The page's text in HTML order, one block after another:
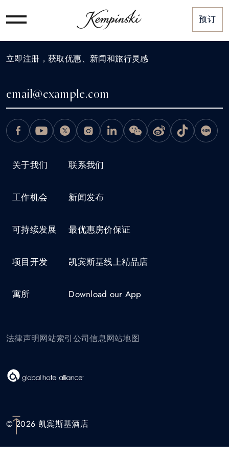
预订
关于我们
工作机会
可持续发展
项目开发
寓所
联系我们
新闻发布
最优惠房价保证
凯宾斯基线上精品店
Download our App
立即注册，获取优惠、新闻和旅行灵感
法律声明网站索引公司信息网站地图
© 2026 凯宾斯基酒店